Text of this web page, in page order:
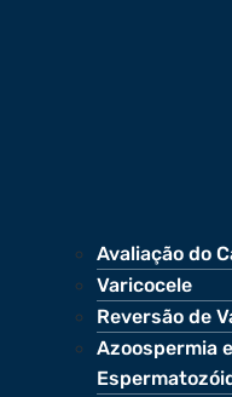
Avaliação do
Varicocele
Reversão de
Azoospermia